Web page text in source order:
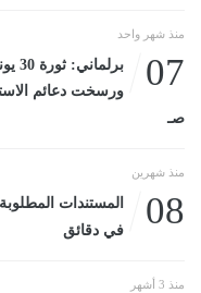
منذ شهر واحد
07
صـ
منذ شهرين
08
المستندات
في دقائق
منذ 3 أشهر